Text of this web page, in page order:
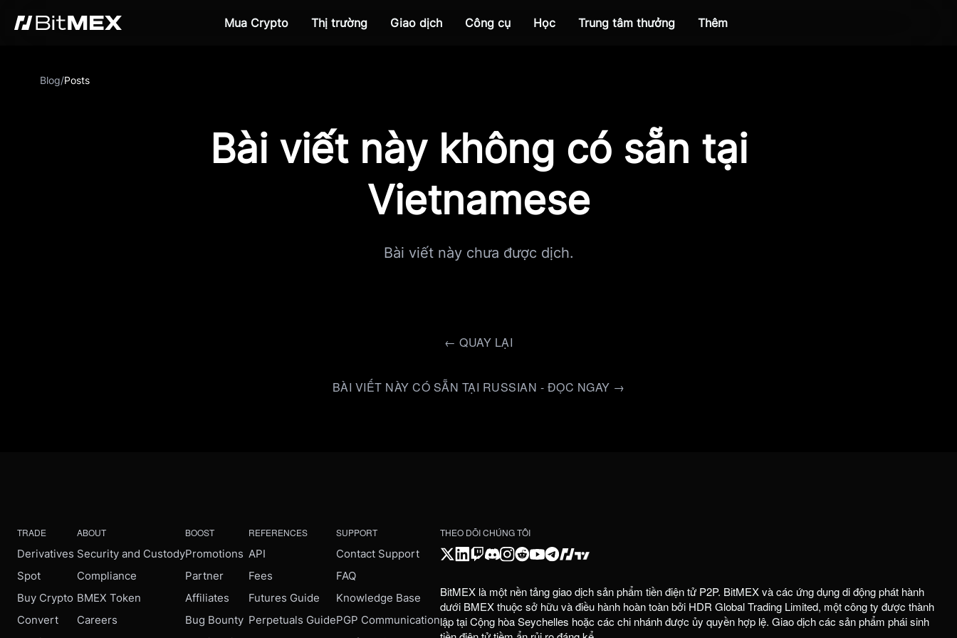
Mua Crypto Thị trường Giao dịch Công cụ Học Trung tâm thưởng Thêm
Blog/Posts
Bài viết này không có sẵn tại
Vietnamese
Bài viết này chưa được dịch.
← QUAY LẠI
BÀI VIẾT NÀY CÓ SẴN TẠI RUSSIAN - ĐỌC NGAY →
TRADE
Derivatives
Spot
Buy Crypto
Convert
ABOUT
Security and Custody
Compliance
BMEX Token
Careers
BOOST
Promotions
Partner
Affiliates
Bug Bounty
REFERENCES
API
Fees
Futures Guide
Perpetuals Guide
SUPPORT
Contact Support
FAQ
Knowledge Base
PGP Communication
THEO DÕI CHÚNG TÔI
BitMEX là một nền tảng giao dịch sản phẩm tiền điện tử P2P. BitMEX và các ứng dụng di động phát hành
dưới BMEX thuộc sở hữu và điều hành hoàn toàn bởi HDR Global Trading Limited, một công ty được thành
lập tại Cộng hòa Seychelles hoặc các chi nhánh được ủy quyền hợp lệ. Giao dịch các sản phẩm phái sinh